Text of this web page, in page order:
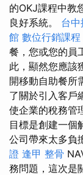
的OKJ課程中教
良好系統。 台
館 數位行銷課程
餐，您或您的員
此，顯然您應該
開移動自助餐所
了關於引入客戶
使企業的稅務管
目標是創建一個
公司帶來太多負
證 逢甲 整骨
務問題，這次是